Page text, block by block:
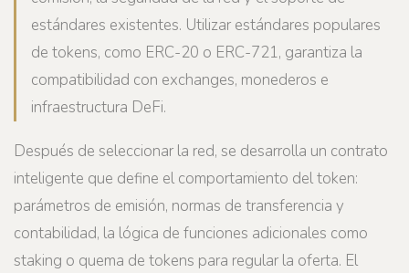
estándares existentes. Utilizar estándares populares
de tokens, como ERC-20 o ERC-721, garantiza la
compatibilidad con exchanges, monederos e
infraestructura DeFi.
Después de seleccionar la red, se desarrolla un contrato
inteligente que define el comportamiento del token:
parámetros de emisión, normas de transferencia y
contabilidad, la lógica de funciones adicionales como
staking o quema de tokens para regular la oferta. El